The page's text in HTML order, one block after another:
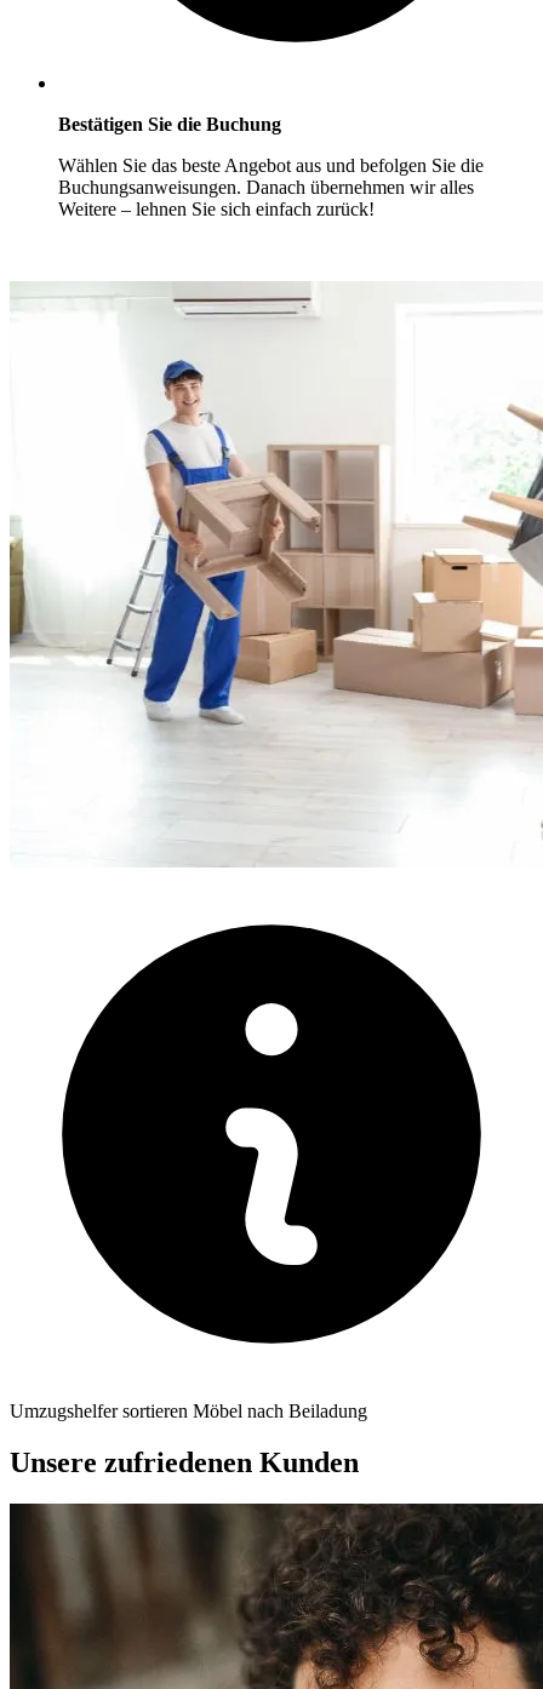
Bestätigen Sie die Buchung
Wählen Sie das beste Angebot aus und befolgen Sie die
Buchungsanweisungen. Danach übernehmen wir alles
Weitere – lehnen Sie sich einfach zurück!
Umzugshelfer sortieren Möbel nach Beiladung
Unsere zufriedenen Kunden